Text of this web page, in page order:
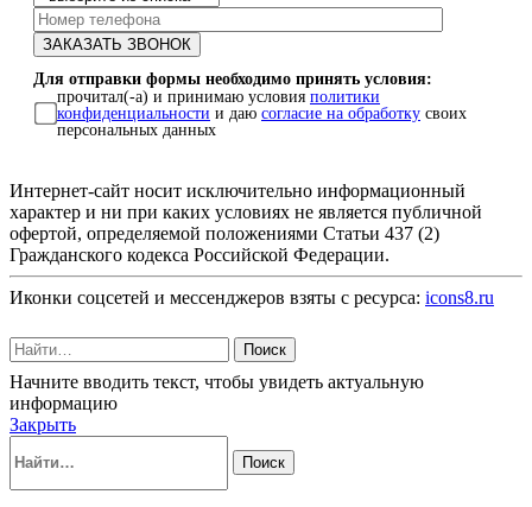
Для отправки формы необходимо принять условия:
прочитал(-а) и принимаю условия политики
конфиденциальности и даю согласие на обработку своих
персональных данных
Интернет-сайт носит исключительно информационный
характер и ни при каких условиях не является публичной
офертой, определяемой положениями Статьи 437 (2)
Гражданского кодекса Российской Федерации.
Иконки соцсетей и мессенджеров взяты с ресурса: icons8.ru
Поиск
Начните вводить текст, чтобы увидеть актуальную
информацию
Закрыть
Поиск